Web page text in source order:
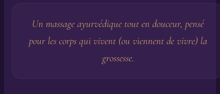
Un massage ayurvédique tout en douceur, pensé
pour les corps qui vivent (ou viennent de vivre) la
grossesse.